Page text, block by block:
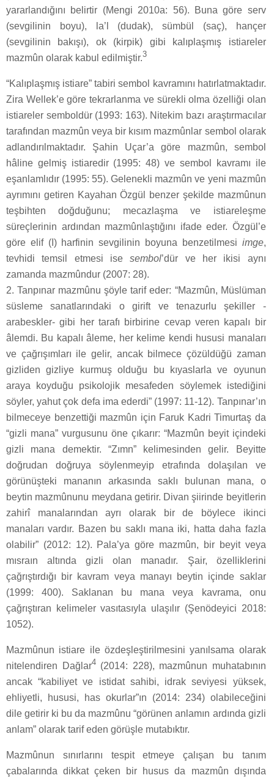
yararlandığını belirtir (Mengi 2010a: 56). Buna göre serv
(sevgilinin boyu), la’l (dudak), sümbül (saç), hançer
(sevgilinin bakışı), ok (kirpik) gibi kalıplaşmış istiareler
mazmûn olarak kabul edilmiştir.3
“Kalıplaşmış istiare” tabiri sembol kavramını hatırlatmaktadır.
Zira Wellek’e göre tekrarlanma ve sürekli olma özelliği olan
istiareler semboldür (1993: 163). Nitekim bazı araştırmacılar
tarafından mazmûn veya bir kısım mazmûnlar sembol olarak
adlandırılmaktadır. Şahin Uçar’a göre mazmûn, sembol
hâline gelmiş istiaredir (1995: 48) ve sembol kavramı ile
eşanlamlıdır (1995: 55). Gelenekli mazmûn ve yeni mazmûn
ayrımını getiren Kayahan Özgül benzer şekilde mazmûnun
teşbihten doğduğunu; mecazlaşma ve istiareleşme
süreçlerinin ardından mazmûnlaştığını ifade eder. Özgül’e
göre elif (ا) harfinin sevgilinin boyuna benzetilmesi imge,
tevhidi temsil etmesi isesembol’dür ve her ikisi aynı
zamanda mazmûndur (2007: 28).
2. Tanpınar mazmûnu şöyle tarif eder: “Mazmûn, Müslüman
süsleme sanatlarındaki o girift ve tenazurlu şekiller -
arabeskler- gibi her tarafı birbirine cevap veren kapalı bir
âlemdi. Bu kapalı âleme, her kelime kendi hususi manaları
ve çağrışımları ile gelir, ancak bilmece çözüldüğü zaman
gizliden gizliye kurmuş olduğu bu kıyaslarla ve oyunun
araya koyduğu psikolojik mesafeden söylemek istediğini
söyler, yahut çok defa ima ederdi” (1997: 11-12). Tanpınar’ın
bilmeceye benzettiği mazmûn için Faruk Kadri Timurtaş da
“gizli mana” vurgusunu öne çıkarır: “Mazmûn beyit içindeki
gizli mana demektir. “Zımn” kelimesinden gelir. Beyitte
doğrudan doğruya söylenmeyip etrafında dolaşılan ve
görünüşteki mananın arkasında saklı bulunan mana, o
beytin mazmûnunu meydana getirir. Divan şiirinde beyitlerin
zahirî manalarından ayrı olarak bir de böylece ikinci
manaları vardır. Bazen bu saklı mana iki, hatta daha fazla
olabilir” (2012: 12). Pala’ya göre mazmûn, bir beyit veya
mısraın altında gizli olan manadır. Şair, özelliklerini
çağrıştırdığı bir kavram veya manayı beytin içinde saklar
(1999: 400). Saklanan bu mana veya kavrama, onu
çağrıştıran kelimeler vasıtasıyla ulaşılır (Şenödeyici 2018:
1052).
Mazmûnun istiare ile özdeşleştirilmesini yanılsama olarak
nitelendiren Dağlar4(2014: 228), mazmûnun muhatabının
ancak “kabiliyet ve istidat sahibi, idrak seviyesi yüksek,
ehliyetli, hususi, has okurlar”ın (2014: 234) olabileceğini
dile getirir ki bu da mazmûnu “görünen anlamın ardında gizli
anlam” olarak tarif eden görüşle mutabıktır.
Mazmûnun sınırlarını tespit etmeye çalışan bu tanım
çabalarında dikkat çeken bir husus da mazmûn dışında